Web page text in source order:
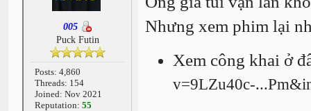
005
Puck Futin
Posts: 4,860
Threads: 154
Joined: Nov 2021
Reputation: 55
Nhưng xem phim lại
Xem công khai ở
v=9LZu40c-